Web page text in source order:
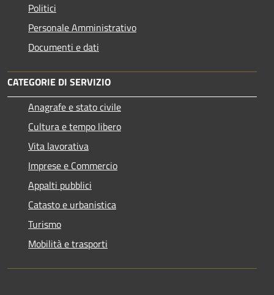
Politici
Personale Amministrativo
Documenti e dati
CATEGORIE DI SERVIZIO
Anagrafe e stato civile
Cultura e tempo libero
Vita lavorativa
Imprese e Commercio
Appalti pubblici
Catasto e urbanistica
Turismo
Mobilità e trasporti